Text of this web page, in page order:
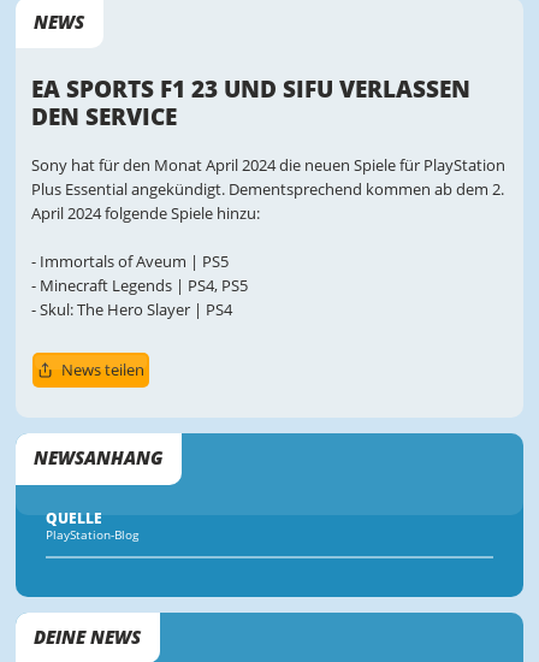
NEWS
EA SPORTS F1 23 UND SIFU VERLASSEN
DEN SERVICE
Sony hat für den Monat April 2024 die neuen Spiele für PlayStation
Plus Essential angekündigt. Dementsprechend kommen ab dem 2.
April 2024 folgende Spiele hinzu:
- Immortals of Aveum | PS5
- Minecraft Legends | PS4, PS5
- Skul: The Hero Slayer | PS4
News teilen
NEWSANHANG
QUELLE
PlayStation-Blog
DEINE NEWS